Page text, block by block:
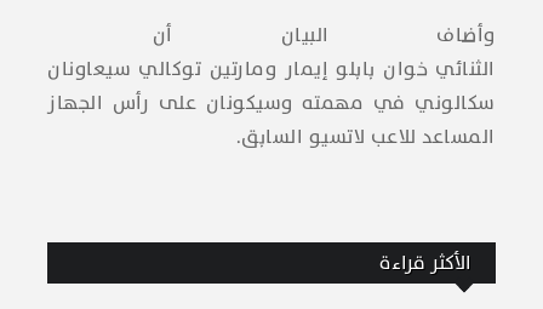
وأضاف البيان أن
الثنائي خوان بابلو إيمار ومارتين توكالي سيعاونان
سكالوني في مهمته وسيكونان على رأس الجهاز
المساعد للاعب لاتسيو السابق.
الأكثر قراءة